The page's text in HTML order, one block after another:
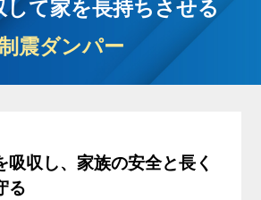
して家を長持ちさせる
震ダンパー
吸収し、家族の安全と長く
る